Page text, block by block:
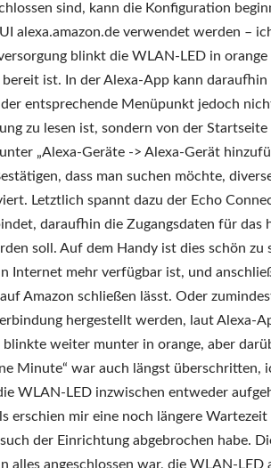
sind, kann die Konfiguration
alexa.amazon.de verwendet werden –
blinkt die WLAN-LED in
ist. In der Alexa-App kann
entsprechende Menüpunkt jedoch
zu lesen ist, sondern von der Startseite
„Alexa-Geräte -> Alexa-Gerät
dass man suchen möchte,
Letztlich spannt dazu der Echo
daraufhin die Zugangsdaten für das
soll. Auf dem Handy ist dies schön zu
Internet mehr verfügbar ist, und
Amazon schließen lässt. Oder
hergestellt werden, laut Alexa-
weiter munter in orange, aber
Minute“ war auch längst überschritten,
WLAN-LED inzwischen entweder
erschien mir eine noch längere
der Einrichtung abgebrochen habe.
angeschlossen war, die WLAN-LED